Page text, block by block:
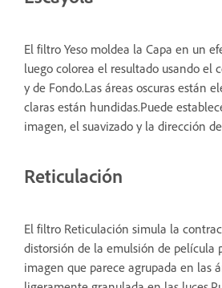
El filtro Yeso moldea la Capa en un
luego colorea el resultado usando el
y de Fondo.Las áreas oscuras están
claras están hundidas.Puede
imagen, el suavizado y la dirección
Reticulación
El filtro Reticulación simula la
distorsión de la emulsión de película
imagen que parece agrupada en las